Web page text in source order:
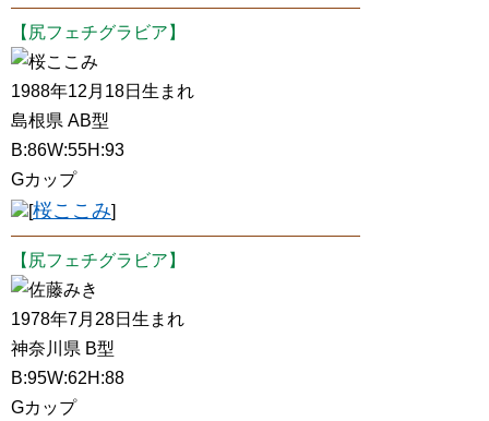
【尻フェチグラビア】
桜ここみ
1988年12月18日生まれ
島根県 AB型
B:86W:55H:93
Gカップ
[桜ここみ]
【尻フェチグラビア】
佐藤みき
1978年7月28日生まれ
神奈川県 B型
B:95W:62H:88
Gカップ